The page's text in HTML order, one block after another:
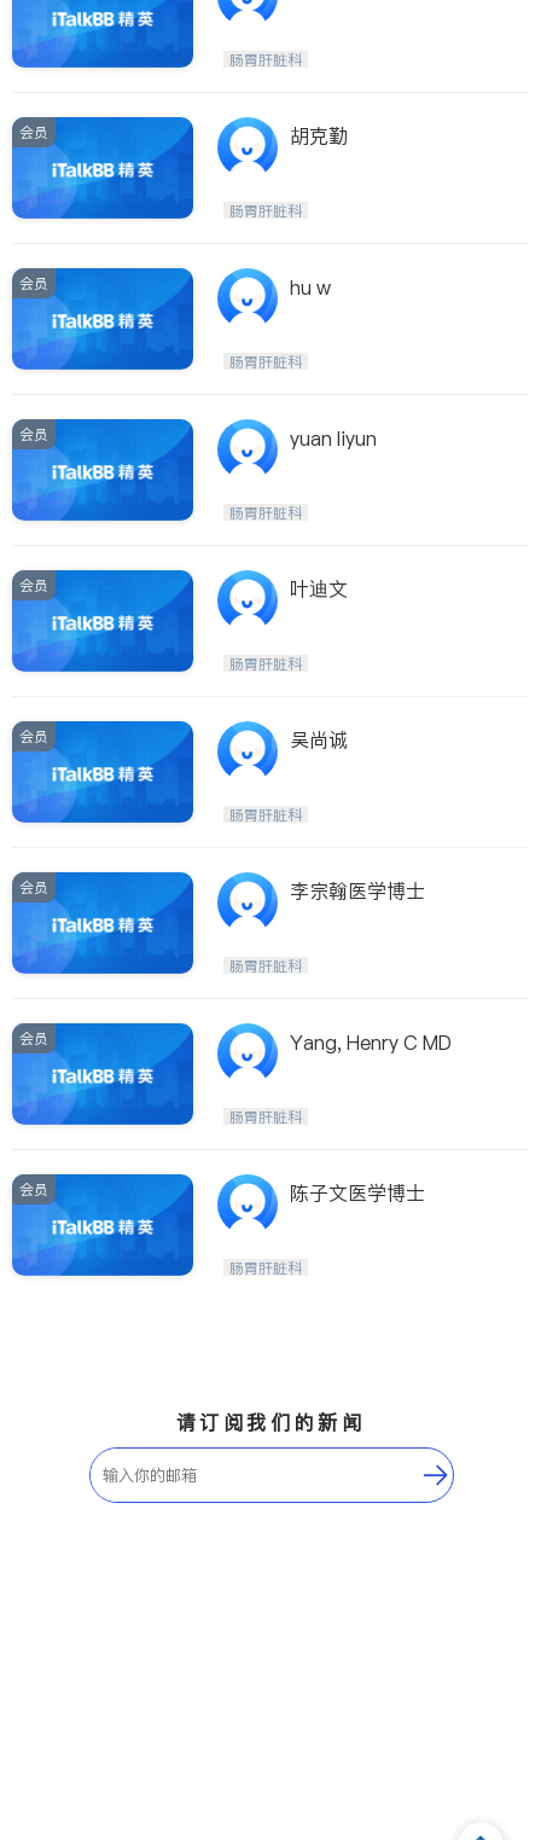
肠胃肝脏科
会员 胡克勤
肠胃肝脏科
会员 hu w
肠胃肝脏科
会员 yuan liyun
肠胃肝脏科
会员 叶迪文
肠胃肝脏科
会员 吴尚诚
肠胃肝脏科
会员 李宗翰医学博士
肠胃肝脏科
会员 Yang, Henry C MD
肠胃肝脏科
会员 陈子文医学博士
肠胃肝脏科
请订阅我们的新闻